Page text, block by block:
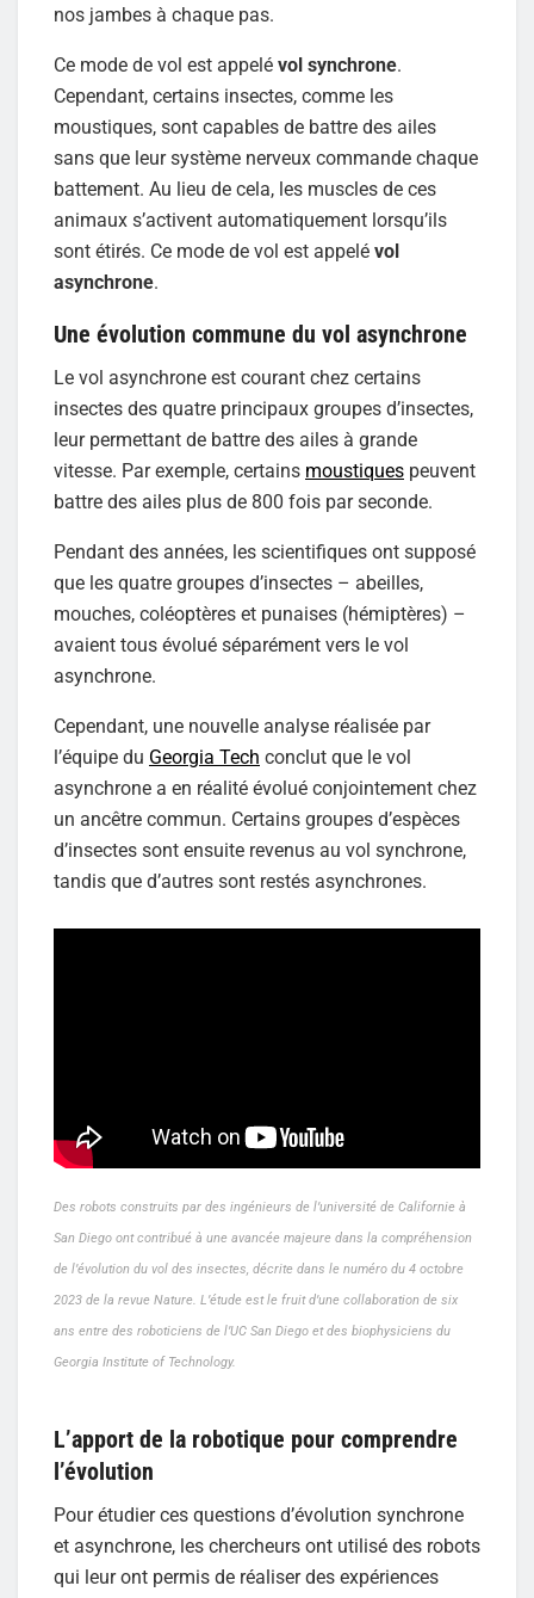
nos jambes à chaque pas.
Ce mode de vol est appelé vol synchrone.
Cependant, certains insectes, comme les
moustiques, sont capables de battre des ailes
sans que leur système nerveux commande chaque
battement. Au lieu de cela, les muscles de ces
animaux s’activent automatiquement lorsqu’ils
sont étirés. Ce mode de vol est appelé vol
asynchrone.
Une évolution commune du vol asynchrone
Le vol asynchrone est courant chez certains
insectes des quatre principaux groupes d’insectes,
leur permettant de battre des ailes à grande
vitesse. Par exemple, certains moustiques peuvent
battre des ailes plus de 800 fois par seconde.
Pendant des années, les scientifiques ont supposé
que les quatre groupes d’insectes – abeilles,
mouches, coléoptères et punaises (hémiptères) –
avaient tous évolué séparément vers le vol
asynchrone.
Cependant, une nouvelle analyse réalisée par
l’équipe du Georgia Tech conclut que le vol
asynchrone a en réalité évolué conjointement chez
un ancêtre commun. Certains groupes d’espèces
d’insectes sont ensuite revenus au vol synchrone,
tandis que d’autres sont restés asynchrones.
Des robots construits par des ingénieurs de l’université de Californie à
San Diego ont contribué à une avancée majeure dans la compréhension
de l’évolution du vol des insectes, décrite dans le numéro du 4 octobre
2023 de la revue Nature. L’étude est le fruit d’une collaboration de six
ans entre des roboticiens de l’UC San Diego et des biophysiciens du
Georgia Institute of Technology.
L’apport de la robotique pour comprendre
l’évolution
Pour étudier ces questions d’évolution synchrone
et asynchrone, les chercheurs ont utilisé des robots
qui leur ont permis de réaliser des expériences